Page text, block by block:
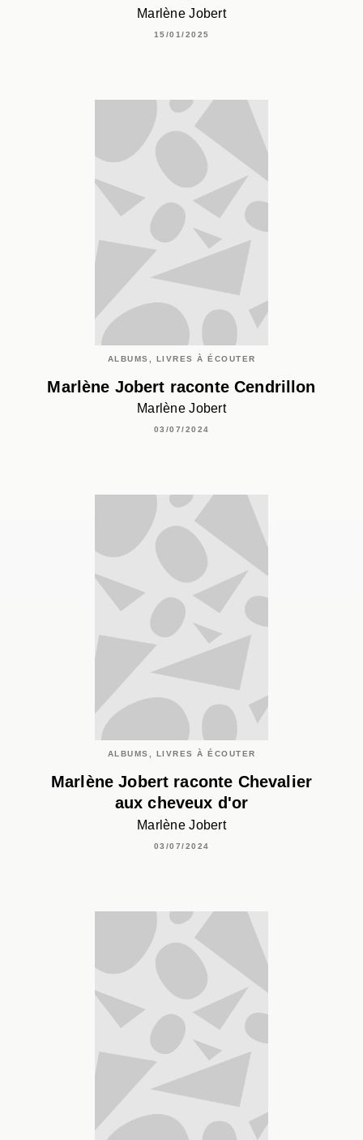
Marlène Jobert
15/01/2025
ALBUMS, LIVRES À ÉCOUTER
Marlène Jobert raconte Cendrillon
Marlène Jobert
03/07/2024
ALBUMS, LIVRES À ÉCOUTER
Marlène Jobert raconte Chevalier
aux cheveux d'or
Marlène Jobert
03/07/2024